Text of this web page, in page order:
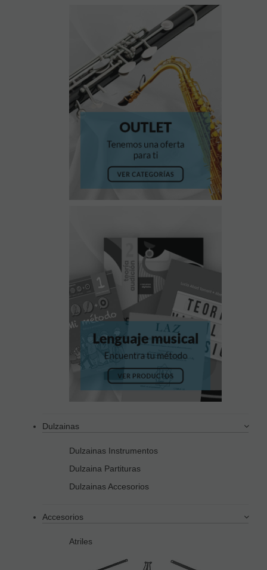
Dulzainas
Dulzainas Instrumentos
Dulzaina Partituras
Dulzainas Accesorios
Accesorios
Atriles